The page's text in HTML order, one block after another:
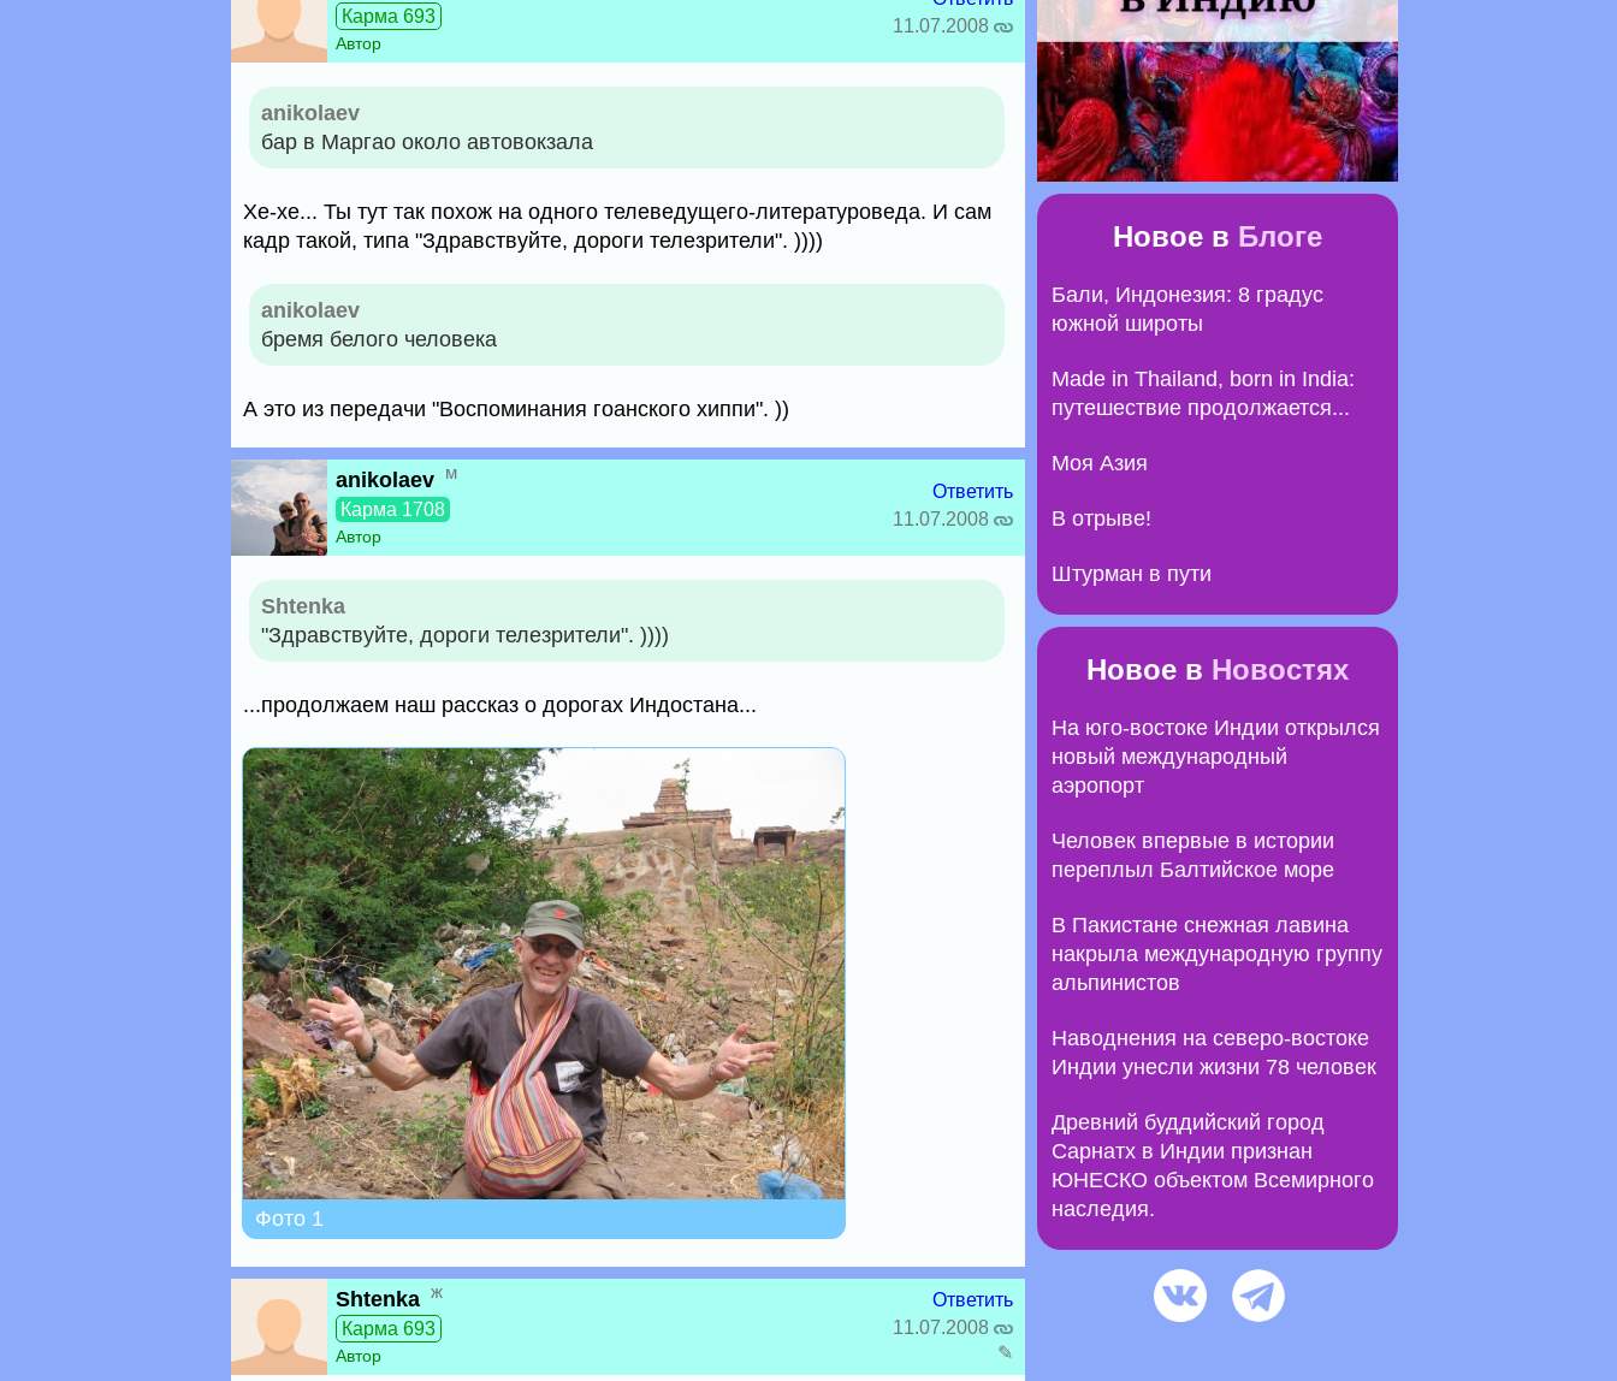
Карма 693
Автор
11.07.2008
anikolaev
бар в Маргао около автовокзала
Хе-хе... Ты тут так похож на одного телеведущего-литературоведа. И сам
кадр такой, типа "Здравствуйте, дороги телезрители". ))))
anikolaev
бремя белого человека
А это из передачи "Воспоминания гоанского хиппи". ))
anikolaev м
Карма 1708
Автор
Ответить
11.07.2008
Shtenka
"Здравствуйте, дороги телезрители". ))))
...продолжаем наш рассказ о дорогах Индостана...
Фото 1
Shtenka ж
Карма 693
Автор
Ответить
11.07.2008
✎
Новое в Блоге
Бали, Индонезия: 8 градус
южной широты
Made in Thailand, born in India:
путешествие продолжается...
Моя Азия
В отрыве!
Штурман в пути
Новое в Новостях
На юго-востоке Индии открылся
новый международный
аэропорт
Человек впервые в истории
переплыл Балтийское море
В Пакистане снежная лавина
накрыла международную группу
альпинистов
Наводнения на северо-востоке
Индии унесли жизни 78 человек
Древний буддийский город
Сарнатх в Индии признан
ЮНЕСКО объектом Всемирного
наследия.